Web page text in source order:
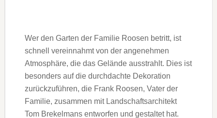
Wer den Garten der Familie Roosen betritt, ist
schnell vereinnahmt von der angenehmen
Atmosphäre, die das Gelände ausstrahlt. Dies ist
besonders auf die durchdachte Dekoration
zurückzuführen, die Frank Roosen, Vater der
Familie, zusammen mit Landschaftsarchitekt
Tom Brekelmans entworfen und gestaltet hat.